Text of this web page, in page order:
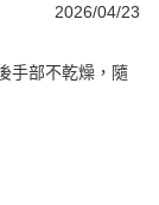
2026/04/23
手部不乾燥，隨